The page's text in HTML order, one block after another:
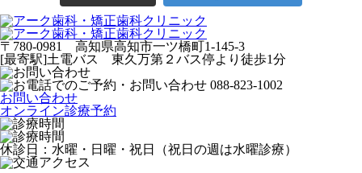
〒780-0981 高知県高知市一ツ橋町1-145-3
[最寄駅]土電バス 東久万第２バス停より徒歩1分
お問い合わせ
オンライン診療予約
休診日：水曜・日曜・祝日（祝日の週は水曜診療）